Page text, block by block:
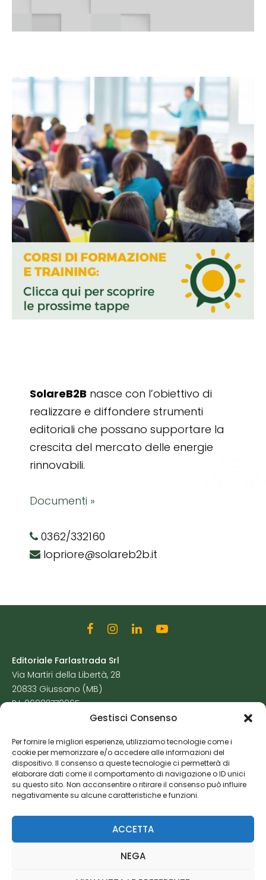
Gestisci Consenso
Per fornire le migliori esperienze, utilizziamo tecnologie come i
cookie per memorizzare e/o accedere alle informazioni del
dispositivo. Il consenso a queste tecnologie ci permetterà di
elaborare dati come il comportamento di navigazione o ID unici
su questo sito. Non acconsentire o ritirare il consenso può influire
negativamente su alcune caratteristiche e funzioni.
ACCETTA
NEGA
SolareB2B nasce con l’obiettivo di
realizzare e diffondere strumenti
editoriali che possano supportare la
crescita del mercato delle energie
rinnovabili.
Documenti »
0362/332160
lopriore@solareb2b.it
Editoriale Farlastrada Srl
Via Martiri della Libertà, 28
20833 Giussano (MB)
P.I. 06982770965
Cookie Policy
Risorse Aggiuntive